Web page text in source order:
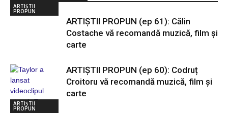
ARTIȘTII
PROPUN
ARTIȘTII PROPUN (ep 61): Călin
Costache vă recomandă muzică, film și
carte
ARTIȘTII PROPUN (ep 60): Codruț
Croitoru vă recomandă muzică, film și
carte
ARTIȘTII
PROPUN